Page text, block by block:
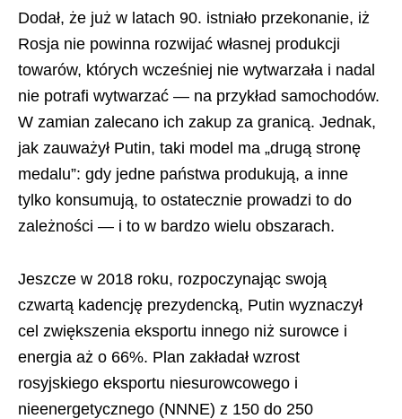
Dodał, że już w latach 90. istniało przekonanie, iż
Rosja nie powinna rozwijać własnej produkcji
towarów, których wcześniej nie wytwarzała i nadal
nie potrafi wytwarzać — na przykład samochodów.
W zamian zalecano ich zakup za granicą. Jednak,
jak zauważył Putin, taki model ma „drugą stronę
medalu”: gdy jedne państwa produkują, a inne
tylko konsumują, to ostatecznie prowadzi to do
zależności — i to w bardzo wielu obszarach.
Jeszcze w 2018 roku, rozpoczynając swoją
czwartą kadencję prezydencką, Putin wyznaczył
cel zwiększenia eksportu innego niż surowce i
energia aż o 66%. Plan zakładał wzrost
rosyjskiego eksportu niesurowcowego i
nieenergetycznego (NNNE) z 150 do 250